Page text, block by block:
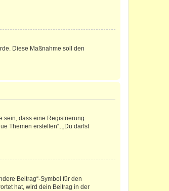
Diese Maßnahme soll den
sein, dass eine Registrierung
Themen erstellen“, „Du darfst
Beitrag“-Symbol für den
hat, wird dein Beitrag in der